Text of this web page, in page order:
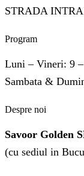
STRADA
Program
Luni – Vineri: 9
Sambata &
Despre noi
Savoor Golden
(cu sediul in